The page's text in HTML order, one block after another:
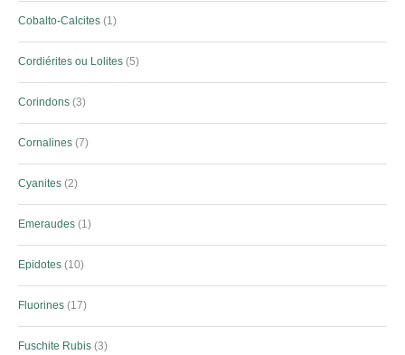
Cobalto-Calcites 1
Cordiérites ou Lolites 5
Corindons 3
Cornalines 7
Cyanites 2
Emeraudes 1
Epidotes 10
Fluorines 17
Fuschite Rubis 3